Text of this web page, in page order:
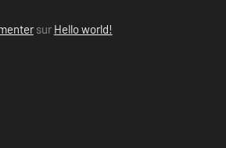
sur Hello world!